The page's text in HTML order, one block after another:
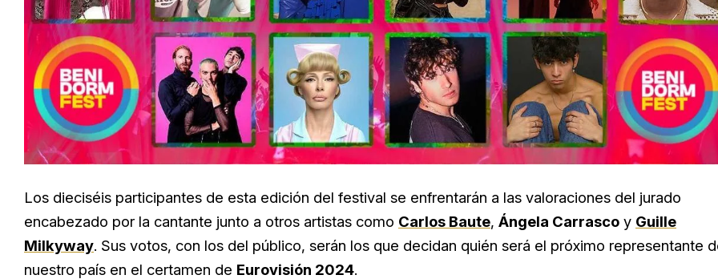
Los dieciséis participantes de esta edición del festival se enfrentarán a las valoraciones del jurado
encabezado por la cantante junto a otros artistas como Carlos Baute, Ángela Carrasco y Guille
Milkyway. Sus votos, con los del público, serán los que decidan quién será el próximo representante
nuestro país en el certamen de Eurovisión 2024.